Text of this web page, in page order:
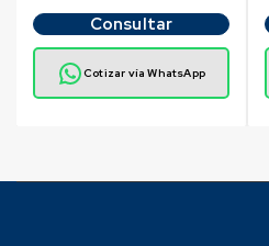
Consultar
Cotizar vía WhatsApp